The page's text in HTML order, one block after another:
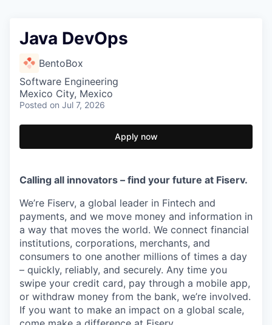
Java DevOps
BentoBox
Software Engineering
Mexico City, Mexico
Posted on Jul 7, 2026
Apply now
Calling all innovators – find your future at Fiserv.
We’re Fiserv, a global leader in Fintech and
payments, and we move money and information in
a way that moves the world. We connect financial
institutions, corporations, merchants, and
consumers to one another millions of times a day
– quickly, reliably, and securely. Any time you
swipe your credit card, pay through a mobile app,
or withdraw money from the bank, we’re involved.
If you want to make an impact on a global scale,